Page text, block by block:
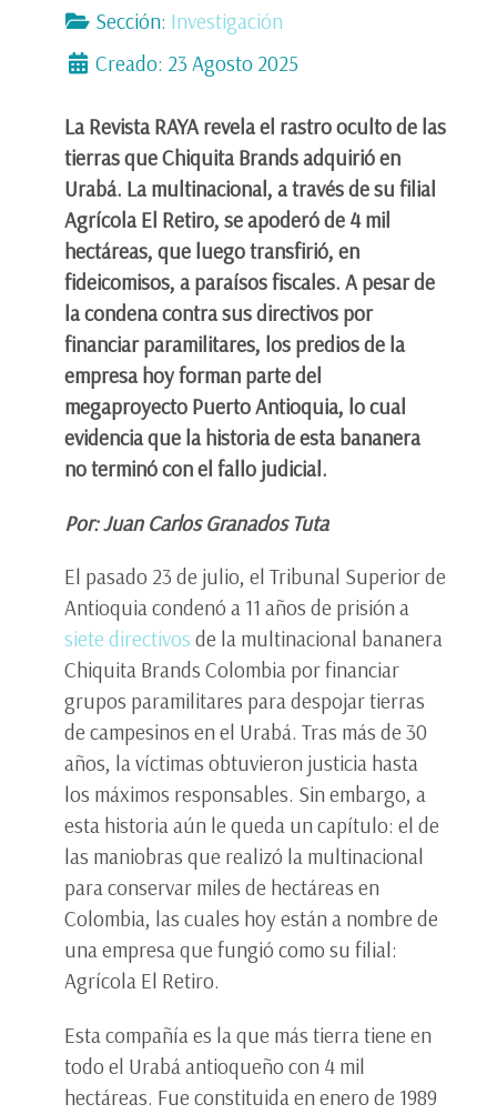
Sección: Investigación
Creado: 23 Agosto 2025
La Revista RAYA revela el rastro oculto de las
tierras que Chiquita Brands adquirió en
Urabá. La multinacional, a través de su filial
Agrícola El Retiro, se apoderó de 4 mil
hectáreas, que luego transfirió, en
fideicomisos, a paraísos fiscales. A pesar de
la condena contra sus directivos por
financiar paramilitares, los predios de la
empresa hoy forman parte del
megaproyecto Puerto Antioquia, lo cual
evidencia que la historia de esta bananera
no terminó con el fallo judicial.
Por: Juan Carlos Granados Tuta
El pasado 23 de julio, el Tribunal Superior de
Antioquia condenó a 11 años de prisión a
siete directivos de la multinacional bananera
Chiquita Brands Colombia por financiar
grupos paramilitares para despojar tierras
de campesinos en el Urabá. Tras más de 30
años, la víctimas obtuvieron justicia hasta
los máximos responsables. Sin embargo, a
esta historia aún le queda un capítulo: el de
las maniobras que realizó la multinacional
para conservar miles de hectáreas en
Colombia, las cuales hoy están a nombre de
una empresa que fungió como su filial:
Agrícola El Retiro.
Esta compañía es la que más tierra tiene en
todo el Urabá antioqueño con 4 mil
hectáreas. Fue constituida en enero de 1989